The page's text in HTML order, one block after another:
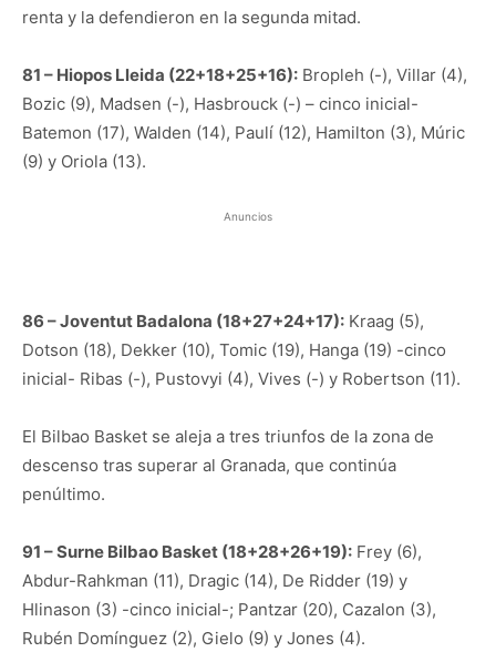
renta y la defendieron en la segunda mitad.
81 – Hiopos Lleida (22+18+25+16): Bropleh (-), Villar (4),
Bozic (9), Madsen (-), Hasbrouck (-) – cinco inicial-
Batemon (17), Walden (14), Paulí (12), Hamilton (3), Múric
(9) y Oriola (13).
Anuncios
86 – Joventut Badalona (18+27+24+17): Kraag (5),
Dotson (18), Dekker (10), Tomic (19), Hanga (19) -cinco
inicial- Ribas (-), Pustovyi (4), Vives (-) y Robertson (11).
El Bilbao Basket se aleja a tres triunfos de la zona de
descenso tras superar al Granada, que continúa
penúltimo.
91 – Surne Bilbao Basket (18+28+26+19): Frey (6),
Abdur-Rahkman (11), Dragic (14), De Ridder (19) y
Hlinason (3) -cinco inicial-; Pantzar (20), Cazalon (3),
Rubén Domínguez (2), Gielo (9) y Jones (4).